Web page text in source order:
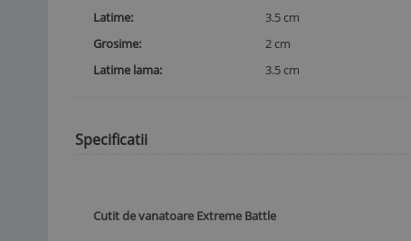
Latime
3.5 cm
Grosime
2 cm
Latime lama
3.5 cm
Specificatii
Cutit de vanatoare Extreme Battle